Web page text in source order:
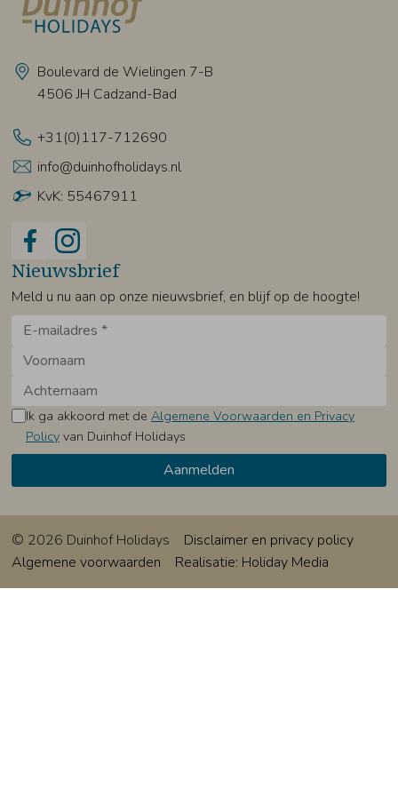
Boulevard de Wielingen 7-B
4506 JH Cadzand-Bad
+31(0)117-712690
info@duinhofholidays.nl
KvK: 55467911
Nieuwsbrief
Meld u nu aan op onze nieuwsbrief, en blijf op de hoogte!
Ik ga akkoord met de Algemene Voorwaarden en Privacy
Policyvan Duinhof Holidays
© 2026 Duinhof Holidays
Disclaimer en privacy policy
Algemene voorwaarden
Realisatie: Holiday Media